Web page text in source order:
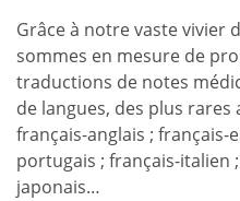
Grâce à notre vaste vivier
sommes en mesure de
traductions de notes
de langues, des plus rares
français-anglais ; français-
portugais ; français-italien
japonais…